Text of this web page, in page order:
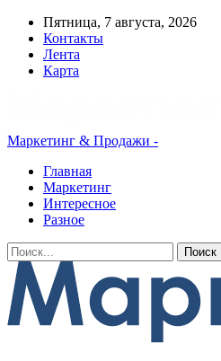
Пятница, 7 августа, 2026
Контакты
Лента
Карта
Маркетинг & Продажи -
Главная
Маркетинг
Интересное
Разное